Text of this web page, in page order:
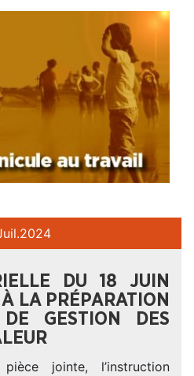
2024
DU 18 JUIN
LA PRÉPARATION
GESTION DES
jointe, l’instruction